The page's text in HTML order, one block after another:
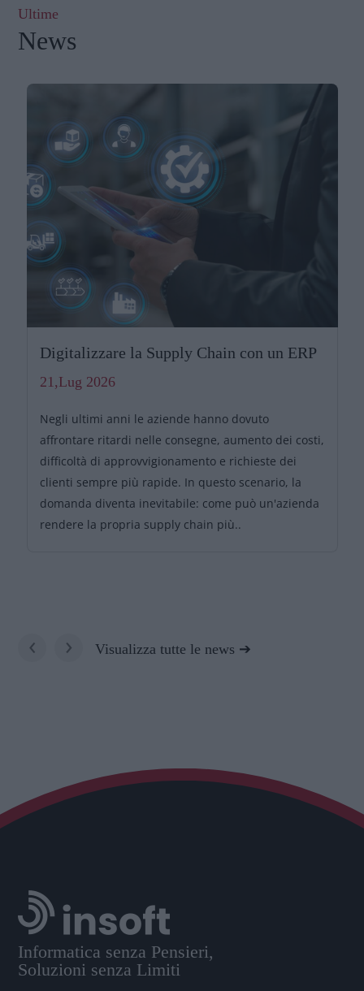
Ultime
News
Digitalizzare la Supply Chain con un ERP
21,Lug 2026
Negli ultimi anni le aziende hanno dovuto
affrontare ritardi nelle consegne, aumento dei costi,
difficoltà di approvvigionamento e richieste dei
clienti sempre più rapide. In questo scenario, la
domanda diventa inevitabile: come può un'azienda
rendere la propria supply chain più..
‹ › Visualizza tutte le news
Informatica senza Pensieri,
Soluzioni senza Limiti